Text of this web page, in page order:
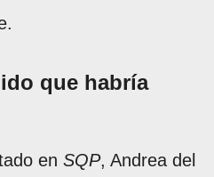
que habría
en SQP, Andrea del